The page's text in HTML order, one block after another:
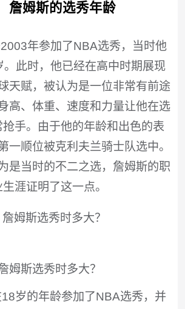
姆斯的选秀年龄
年参加了NBA选秀，当时他
。此时，他已经在高中时期展现
天赋，被认为是一位非常有前途
高、体重、速度和力量让他在选
手。由于他的年龄和出色的表
一顺位被克利夫兰骑士队选中。
是当时的不二之选，詹姆斯的职
生涯证明了这一点。
姆斯选秀时多大？
的年龄参加了NBA选秀，并